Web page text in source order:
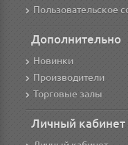
Пользовательское
Дополнительно
Новинки
Производители
Торговые залы
Личный кабинет